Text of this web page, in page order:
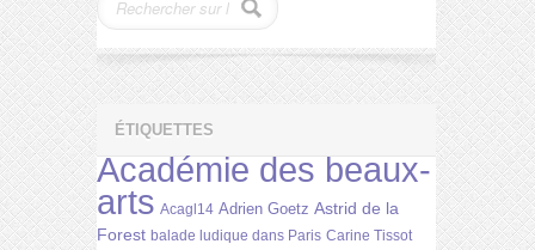
ÉTIQUETTES
Académie des beaux-
arts Acagl14 Adrien Goetz Astrid de la
Forest balade ludique dans Paris Carine Tissot